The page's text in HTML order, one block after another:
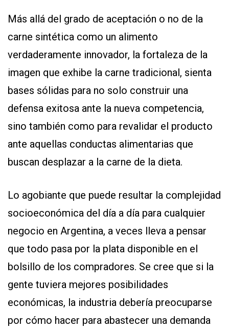
Más allá del grado de aceptación o no de la
carne sintética como un alimento
verdaderamente innovador, la fortaleza de la
imagen que exhibe la carne tradicional, sienta
bases sólidas para no solo construir una
defensa exitosa ante la nueva competencia,
sino también como para revalidar el producto
ante aquellas conductas alimentarias que
buscan desplazar a la carne de la dieta.
Lo agobiante que puede resultar la complejidad
socioeconómica del día a día para cualquier
negocio en Argentina, a veces lleva a pensar
que todo pasa por la plata disponible en el
bolsillo de los compradores. Se cree que si la
gente tuviera mejores posibilidades
económicas, la industria debería preocuparse
por cómo hacer para abastecer una demanda